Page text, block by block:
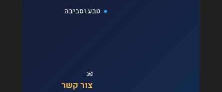
טבע וסביבה
✉
צור קשר